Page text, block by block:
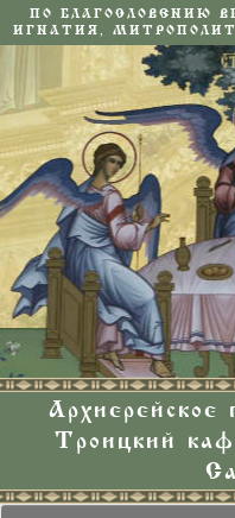
ПО БЛАГОСЛОВЕНИЮ
ИГНАТИЯ,
Троицкий